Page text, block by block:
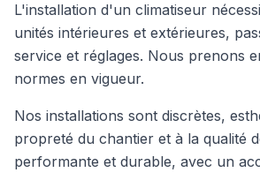
L'installation d'un climatiseur
unités intérieures et extérieures,
service et réglages. Nous prenons
normes en vigueur.
Nos installations sont discrètes,
propreté du chantier et à la qualité
performante et durable, avec un